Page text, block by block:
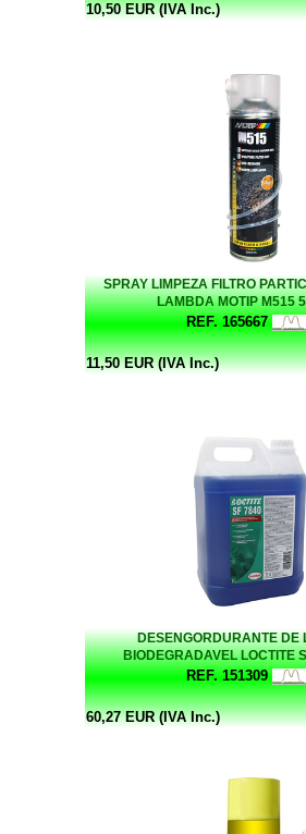
10,50 EUR (IVA Inc.)
SPRAY LIMPEZA FILTRO
LAMBDA MOTIP M515
REF. 165667
11,50 EUR (IVA Inc.)
DESENGORDURANTE DE
BIODEGRADAVEL LOCTITE
REF. 151309
60,27 EUR (IVA Inc.)